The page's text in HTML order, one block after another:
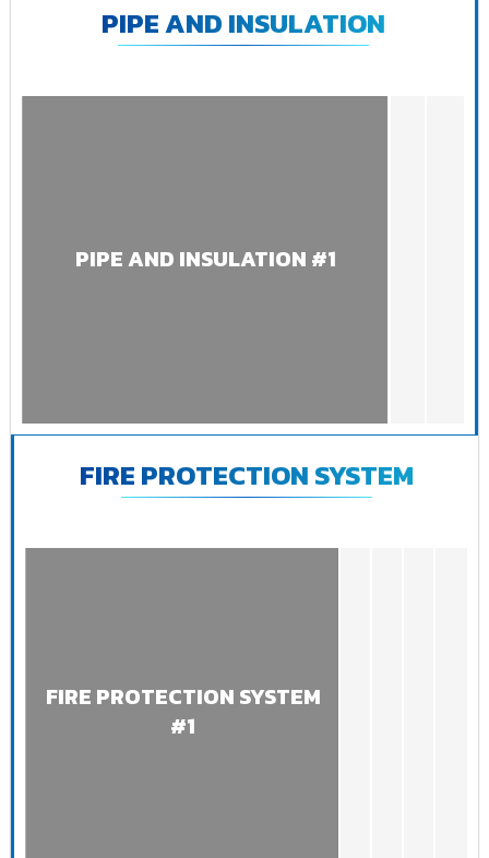
PIPE AND INSULATION
PIPE AND INSULATION #1
FIRE PROTECTION SYSTEM
FIRE PROTECTION SYSTEM
#1